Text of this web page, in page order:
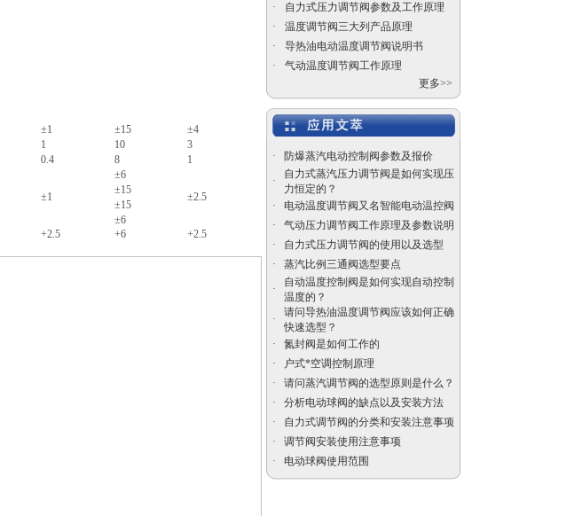
±1 ±15
±4
1 10
3
0.4 8 1
±1
±6
±2.5
±15
±15
±6
+2.5 +6
+2.5
自力式压力调节阀，蒸
汽压力调节阀厂家
美标闸阀
·
自力式压力调节阀参数及工作原理
·
温度调节阀三大列产品原理
·
导热油电动温度调节阀说明书
·
气动温度调节阀工作原理
更多>>
·
防爆蒸汽电动控制阀参数及报价
·
自力式蒸汽压力调节阀是如何实现压
力恒定的？
·
电动温度调节阀又名智能电动温控阀
·
气动压力调节阀工作原理及参数说明
·
自力式压力调节阀的使用以及选型
·
蒸汽比例三通阀选型要点
·
自动温度控制阀是如何实现自动控制
温度的？
·
请问导热油温度调节阀应该如何正确
快速选型？
·
氮封阀是如何工作的
·
户式*空调控制原理
·
请问蒸汽调节阀的选型原则是什么？
·
分析电动球阀的缺点以及安装方法
·
自力式调节阀的分类和安装注意事项
·
调节阀安装使用注意事项
·
电动球阀使用范围